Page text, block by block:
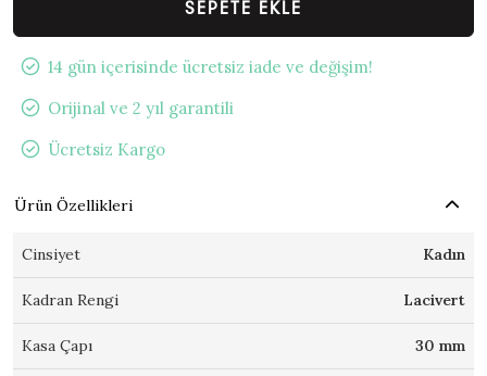
SEPETE EKLE
14 gün içerisinde ücretsiz iade ve değişim!
Orijinal ve 2 yıl garantili
Ücretsiz Kargo
Ürün Özellikleri
Cinsiyet Kadın
Kadran Rengi Lacivert
Kasa Çapı 30 mm